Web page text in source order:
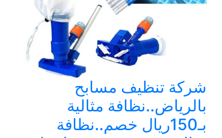
شركة تنظيف مسابح
بالرياض..نظافة مثالية
بـ150ريال خصم..نظافة